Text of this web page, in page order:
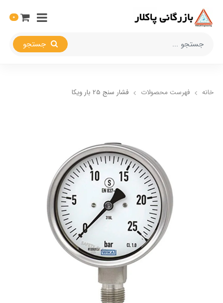
0
خانه فهرست محصولات فشار سنج 25 بار ویکا